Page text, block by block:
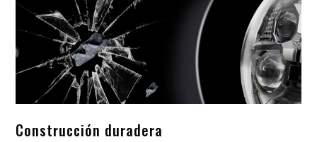
Construcción duradera